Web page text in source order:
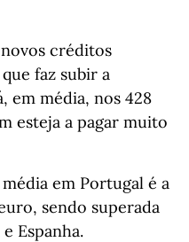
créditos
faz subir a
em média, nos 428
esteja a pagar muito
em Portugal é a
sendo superada
Espanha.